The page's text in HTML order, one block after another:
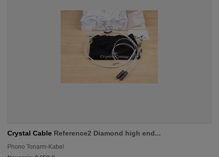
Crystal Cable Reference2 Diamond high end...
Phono Tonarm-Kabel